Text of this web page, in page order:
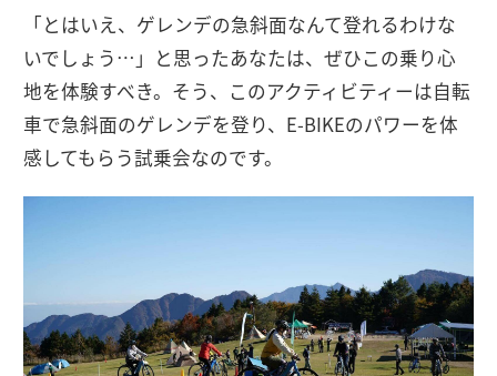
「とはいえ、ゲレンデの急斜面なんて登れるわけな
いでしょう…」と思ったあなたは、ぜひこの乗り心
地を体験すべき。そう、このアクティビティーは自転
車で急斜面のゲレンデを登り、E-BIKEのパワーを体
感してもらう試乗会なのです。